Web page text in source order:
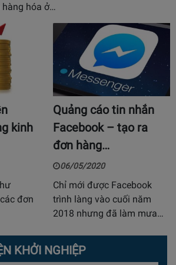
hóa ở…
kinh
đơn
Quảng cáo tin nhắn
Facebook – tạo ra
đơn hàng…
06/05/2020
Chỉ mới được Facebook
trình làng vào cuối năm
2018 nhưng đã làm mưa…
KHỞI NGHIỆP